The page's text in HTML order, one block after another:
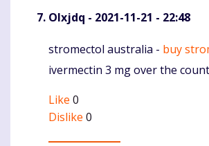
Olxjdq - 2021-11-21 - 22:48
Komentaras
stromectol australia - buy
ivermectin 3 mg over the
Like 0
Dislike 0